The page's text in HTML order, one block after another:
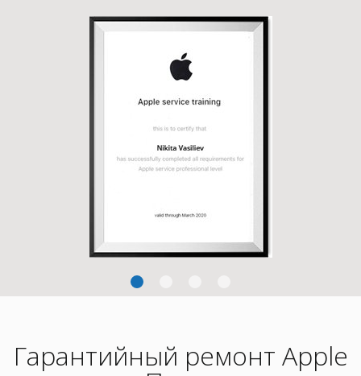
Гарантийный ремонт Apple